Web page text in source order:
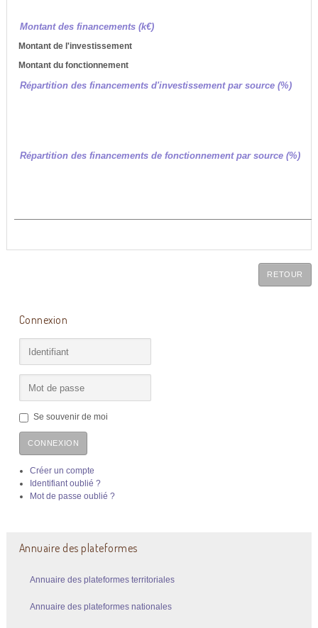
Montant des financements (k€)
Montant de l'investissement
Montant du fonctionnement
Répartition des financements d'investissement par source (%)
Répartition des financements de fonctionnement par source (%)
RETOUR
Connexion
Se souvenir de moi
CONNEXION
Créer un compte
Identifiant oublié ?
Mot de passe oublié ?
Annuaire des plateformes
Annuaire des plateformes territoriales
Annuaire des plateformes nationales